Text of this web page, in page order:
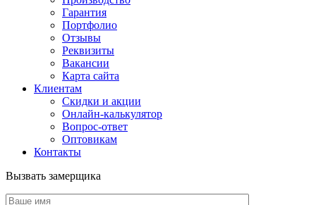
Гарантия
Портфолио
Отзывы
Реквизиты
Вакансии
Карта сайта
Клиентам
Скидки и акции
Онлайн-калькулятор
Вопрос-ответ
Оптовикам
Контакты
Вызвать замерщика